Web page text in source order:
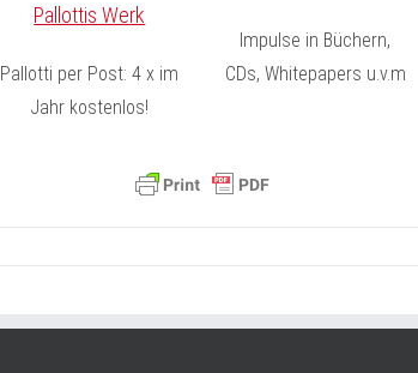
Pallottis Werk
Pallotti per Post: 4 x im
Jahr kostenlos!
Impulse in Büchern,
CDs, Whitepapers u.v.m